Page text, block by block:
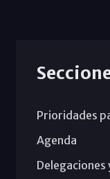
Prioridades
Agenda